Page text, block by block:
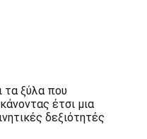
τα ξύλα που
έτσι μια
δεξιότητές